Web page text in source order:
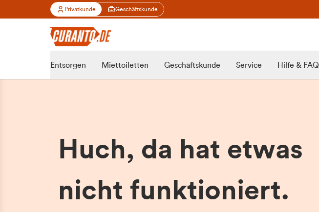
Privatkunde Geschäftskunde
Entsorgen Miettoiletten Geschäftskunde Service Hilfe & FAQ
Huch, da hat etwas
nicht funktioniert.